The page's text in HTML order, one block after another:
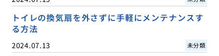
トイレの換気扇を外さずに手軽にメンテナンスす
る方法
2024.07.13 未分類